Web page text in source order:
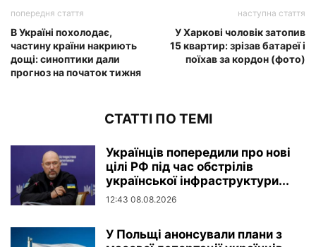
попередня стаття
В Україні похолодає,
частину країни накриють
дощі: синоптики дали
прогноз на початок тижня
наступна стаття
У Харкові чоловік затопив
15 квартир: зрізав батареї і
поїхав за кордон (фото)
СТАТТІ ПО ТЕМІ
Українців попередили про нові
цілі РФ під час обстрілів
української інфраструктури...
12:43 08.08.2026
У Польщі анонсували плани з